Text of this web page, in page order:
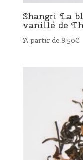
Shangri La
vanillé de
A partir de 8,50€